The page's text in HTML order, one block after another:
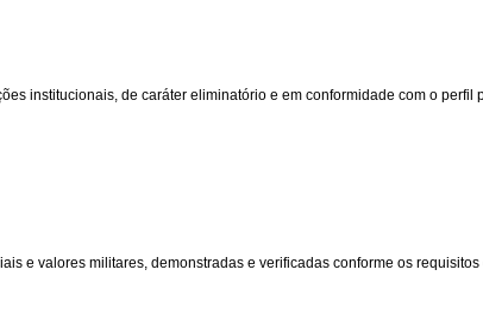
institucionais, de caráter eliminatório e em conformidade com o
e valores militares, demonstradas e verificadas conforme os